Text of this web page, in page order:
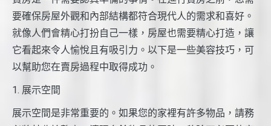
要確保房屋外觀和內部結構都符合現代人的需求和喜好。
就像人們會精心打扮自己一樣，房屋也需要精心打造，讓
它看起來令人愉悅且有吸引力。以下是一些美容技巧，可
以幫助您在賣房過程中取得成功。
1. 展示空間
展示空間是非常重要的。如果您的家裡有許多物品，請務